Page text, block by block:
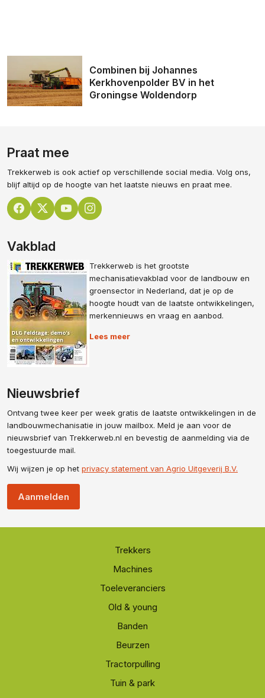
Combinen bij Johannes
Kerkhovenpolder BV in het
Groningse Woldendorp
Praat mee
Trekkerweb is ook actief op verschillende social media. Volg ons,
blijf altijd op de hoogte van het laatste nieuws en praat mee.
Vakblad
Trekkerweb is het grootste
mechanisatievakblad voor de landbouw en
groensector in Nederland, dat je op de
hoogte houdt van de laatste ontwikkelingen,
merkennieuws en vraag en aanbod.
Lees meer
Nieuwsbrief
Ontvang twee keer per week gratis de laatste ontwikkelingen in de
landbouwmechanisatie in jouw mailbox. Meld je aan voor de
nieuwsbrief van Trekkerweb.nl en bevestig de aanmelding via de
toegestuurde mail.
Wij wijzen je op het privacy statement van Agrio Uitgeverij B.V.
Aanmelden
Trekkers
Machines
Toeleveranciers
Old & young
Banden
Beurzen
Tractorpulling
Tuin & park